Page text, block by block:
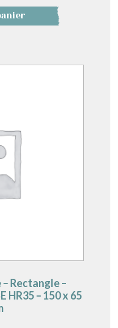
Rectangle –
HR35 – 150 x 65